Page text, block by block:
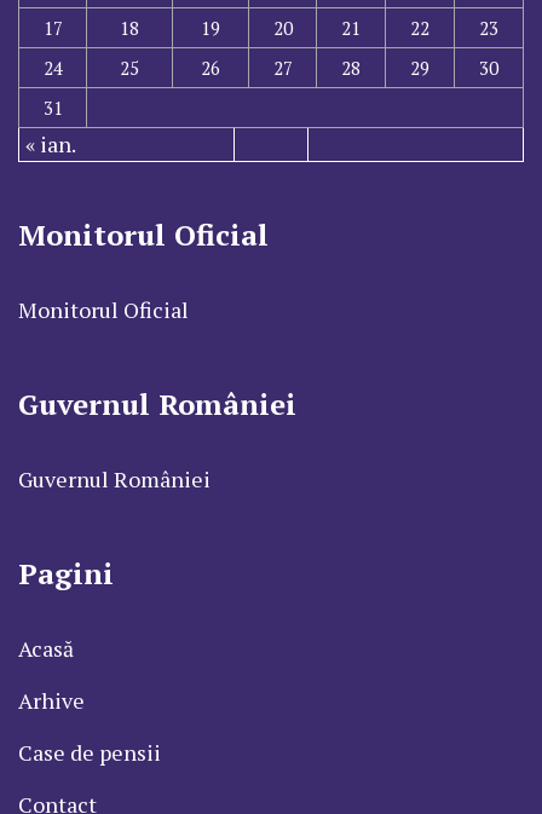
17
18 19 20 21 22
23
24
25 26 27 28 29
30
31
« ian.
Monitorul Oficial
Monitorul Oficial
Guvernul României
Guvernul României
Pagini
Acasă
Arhive
Case de pensii
Contact